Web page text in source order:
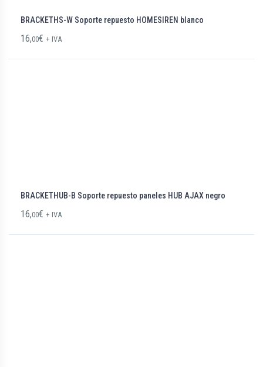
BRACKETHS-W Soporte repuesto HOMESIREN blanco
16,00€ + IVA
BRACKETHUB-B Soporte repuesto paneles HUB AJAX negro
16,00€ + IVA